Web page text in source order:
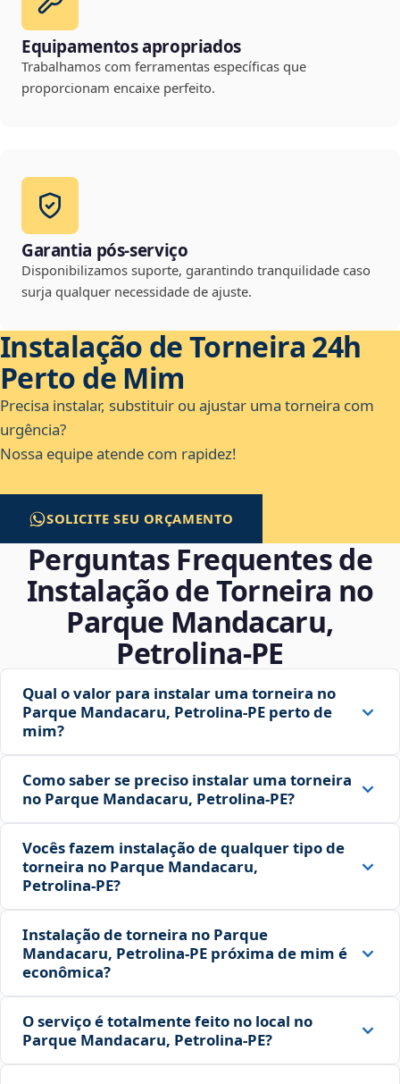
Equipamentos apropriados
Trabalhamos com ferramentas específicas que
proporcionam encaixe perfeito.
Garantia pós-serviço
Disponibilizamos suporte, garantindo tranquilidade caso
surja qualquer necessidade de ajuste.
Instalação de Torneira 24h
Perto de Mim
Precisa instalar, substituir ou ajustar uma torneira com
urgência?
Nossa equipe atende com rapidez!
SOLICITE SEU ORÇAMENTO
Perguntas Frequentes de
Instalação de Torneira no
Parque Mandacaru,
Petrolina‑PE
Qual o valor para instalar uma torneira no
Parque Mandacaru, Petrolina‑PE perto de
mim?
Como saber se preciso instalar uma torneira
no Parque Mandacaru, Petrolina‑PE?
Vocês fazem instalação de qualquer tipo de
torneira no Parque Mandacaru,
Petrolina‑PE?
Instalação de torneira no Parque
Mandacaru, Petrolina‑PE próxima de mim é
econômica?
O serviço é totalmente feito no local no
Parque Mandacaru, Petrolina‑PE?